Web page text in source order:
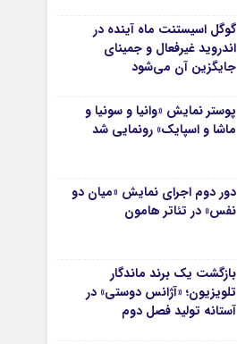
گوگل اسیستنت ماه آینده در
اندروید غیرفعال و جمینای
جایگزین آن می‌شود
پوستر نمایش «وانیا و سونیا و
ماشا و اسپایک» رونمایی شد
دور دوم اجرای نمایش «میان دو
نفس» در تئاتر هامون
بازگشت یک برند ماندگار
تلویزیون؛ «آژانس دوستی» در
آستانه تولید فصل دوم